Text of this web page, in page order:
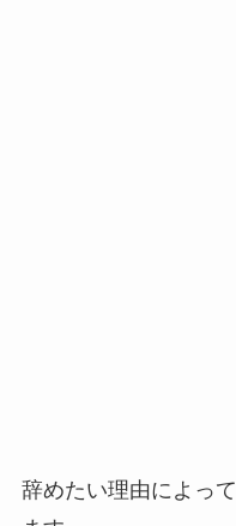
辞めたい理由によっ